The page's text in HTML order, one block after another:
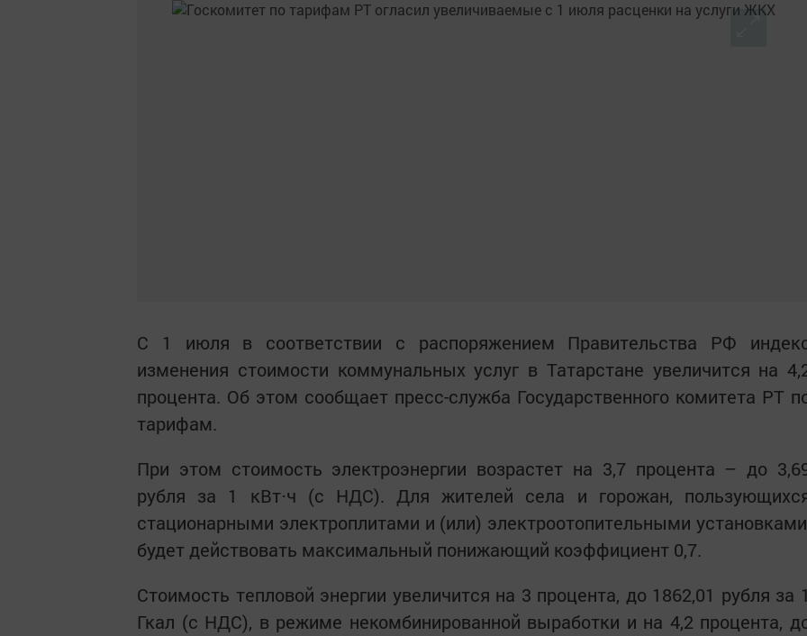
С 1 июля в соответствии с распоряжением Правительства РФ
изменения стоимости коммунальных услуг в Татарстане увеличится на
процента. Об этом сообщает пресс-служба Государственного комитета РТ
тарифам.
При этом стоимость электроэнергии возрастет на 3,7 процента – до
рубля за 1 кВт⋅ч (с НДС). Для жителей села и горожан,
стационарными электроплитами и (или) электроотопительными
будет действовать максимальный понижающий коэффициент 0,7.
Стоимость тепловой энергии увеличится на 3 процента, до 1862,01 рубля за 1
Гкал (с НДС), в режиме некомбинированной выработки и на 4,2 процента,